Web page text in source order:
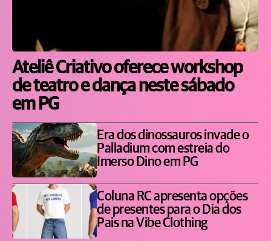
Ateliê Criativo oferece workshop
de teatro e dança neste sábado
em PG
Era dos dinossauros invade o
Palladium com estreia do
Imerso Dino em PG
Coluna RC apresenta opções
de presentes para o Dia dos
Pais na Vibe Clothing